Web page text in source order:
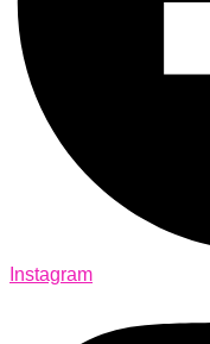
Instagram